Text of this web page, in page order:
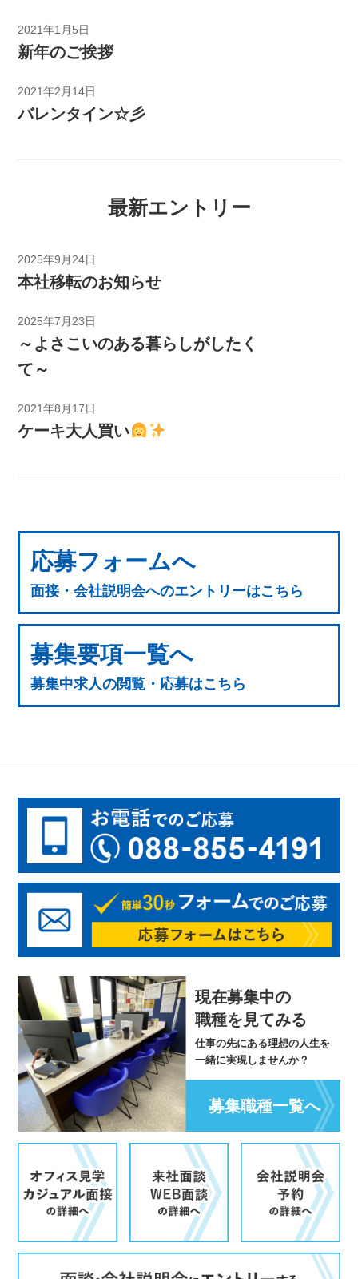
2021年1月5日
新年のご挨拶
2021年2月14日
バレンタイン☆彡
最新エントリー
2025年9月24日
本社移転のお知らせ
2025年7月23日
～よさこいのある暮らしがしたく
て～
2021年8月17日
ケーキ大人買い
応募フォームへ
面接・会社説明会へのエントリーはこちら
募集要項一覧へ
募集中求人の閲覧・応募はこちら
現在募集中の
職種を見てみる
仕事の先にある理想の人生を
一緒に実現しませんか？
募集職種一覧へ